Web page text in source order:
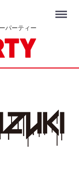
パーティー
Menu